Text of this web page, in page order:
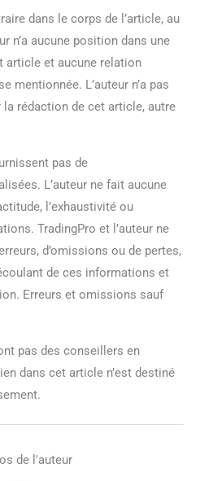
dans le corps de l’article, au
n’a aucune position dans une
article et aucune relation
mentionnée. L’auteur n’a pas
rédaction de cet article, autre
pas de
L’auteur ne fait aucune
l’exhaustivité ou
TradingPro et l’auteur ne
d’omissions ou de pertes,
de ces informations et
Erreurs et omissions sauf
pas des conseillers en
dans cet article n’est destiné
de l'auteur